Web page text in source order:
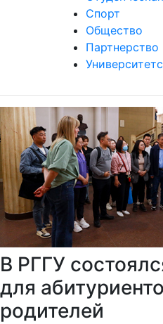
Спорт
Общество
Партнерство
В РГГУ
для
родителей